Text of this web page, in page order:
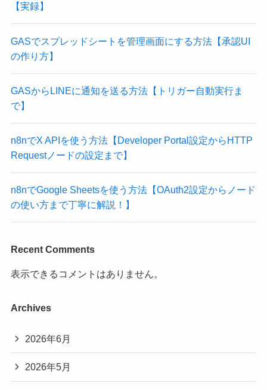
【実録】
GASでスプレッドシートを管理画面にする方法【承認UI
の作り方】
GASからLINEに通知を送る方法【トリガー自動実行ま
で】
n8nでX APIを使う方法【Developer Portal設定からHTTP
Requestノードの設定まで】
n8nでGoogle Sheetsを使う方法【OAuth2設定からノード
の使い方まで丁寧に解説！】
Recent Comments
表示できるコメントはありません。
Archives
2026年6月
2026年5月